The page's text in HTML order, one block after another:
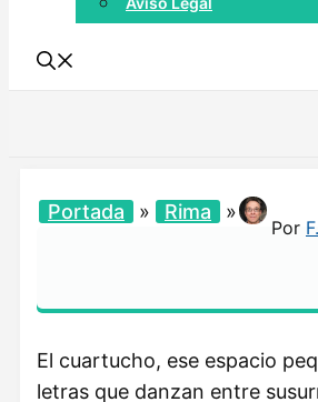
Portada » Rima »
Por
El cuartucho, ese espacio
letras que danzan entre